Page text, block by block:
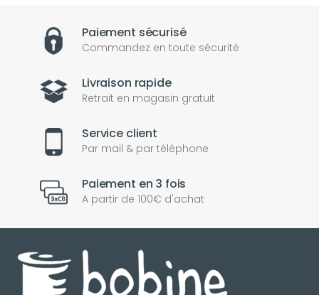
Paiement sécurisé
Commandez en toute sécurité
Livraison rapide
Retrait en magasin gratuit
Service client
Par mail & par téléphone
Paiement en 3 fois
A partir de 100€ d'achat